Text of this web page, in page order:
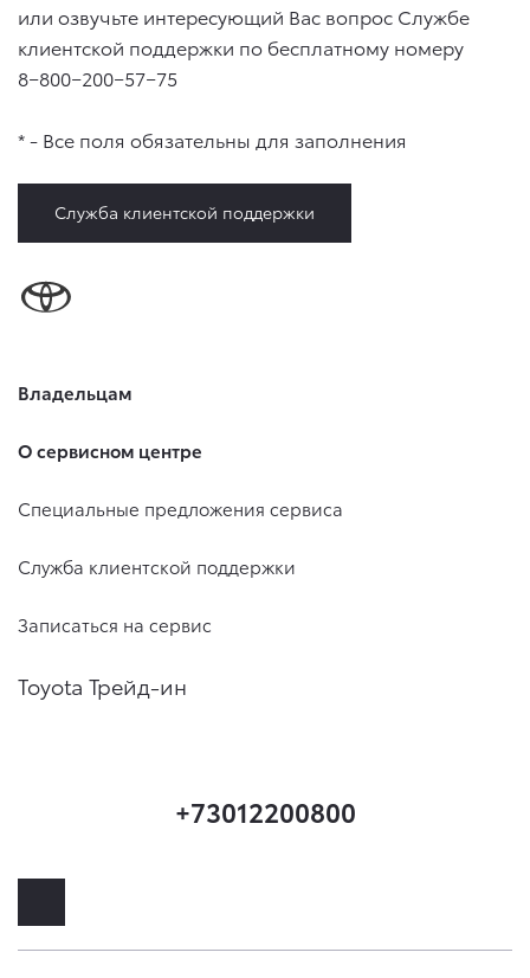
или озвучьте интересующий Вас вопрос Службе
клиентской поддержки по бесплатному номеру
8−800−200−57−75
* - Все поля обязательны для заполнения
Служба клиентской поддержки
Владельцам
О сервисном центре
Специальные предложения сервиса
Служба клиентской поддержки
Записаться на сервис
Toyota Трейд-ин
+73012200800